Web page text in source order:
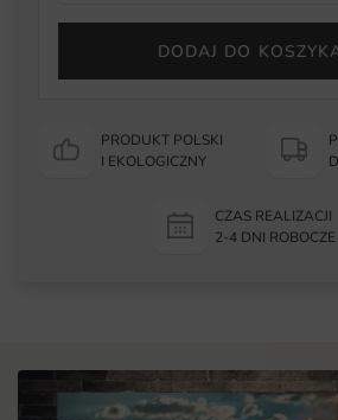
DODAJ DO
PRODUKT POLSKI
I EKOLOGICZNY
CZAS REALIZACJI
2-4 DNI ROBOCZE